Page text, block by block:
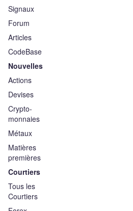
Signaux
Forum
Articles
CodeBase
Nouvelles
Actions
Devises
Crypto-
monnaies
Métaux
Matières
premières
Courtiers
Tous les
Courtiers